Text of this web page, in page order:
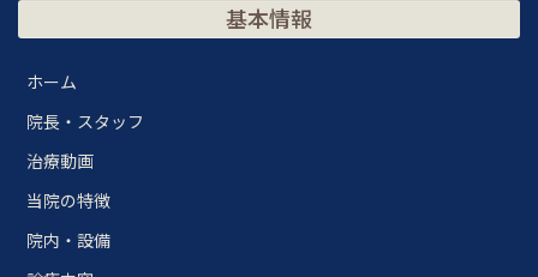
基本情報
ホーム
院長・スタッフ
治療動画
当院の特徴
院内・設備